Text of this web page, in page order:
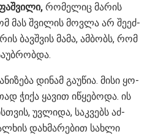
რო­მე­ლიც მა­რის
მას შვი­ლის მოვ­ლა არ შე­ეძ­
ბავ­შვის მამა, ამ­ბობს, რომ
დი­ნამ გა­უ­წია. მისი ყო­
ჭიქა ყა­ვით იწყე­ბო­და. ის
უვ­ლი­და, საკ­ვებს აძ­
დახ­მა­რე­ბით სახ­ლი